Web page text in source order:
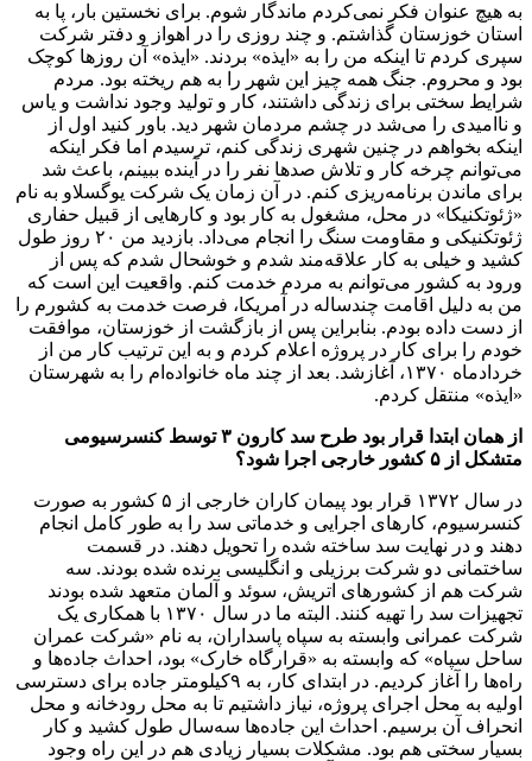
به هیچ عنوان فکر نمی‌کردم ماندگار شوم. برای نخستین بار، پا به
استان خوزستان گذاشتم. و چند روزی را در اهواز و دفتر شرکت
سپری کردم تا اینکه من را به «ایذه» بردند. «ایذه» آن روزها کوچک
بود و محروم. جنگ همه چیز این شهر را به هم ریخته بود. مردم
شرایط سختی برای زندگی داشتند، کار و تولید وجود نداشت و یاس
و ناامیدی را می‌شد در چشم مردمان شهر دید. باور کنید اول از
اینکه بخواهم در چنین شهری زندگی کنم، ترسیدم اما فکر اینکه
می‌توانم چرخه کار و تلاش صدها نفر را در آینده ببینم، باعث شد
برای ماندن برنامه‌ریزی کنم. در آن زمان یک شرکت یوگسلاو به نام
«ژئوتکنیکا» در محل، مشغول به کار بود و کارهایی از قبیل حفاری
ژئوتکنیکی و مقاومت سنگ را انجام می‌داد. بازدید من ۲۰ روز طول
کشید و خیلی به کار علاقه‌مند شدم و خوشحال شدم که پس از
ورود به کشور می‌توانم به مردم خدمت کنم. واقعیت این است که
من به دلیل اقامت چندساله در آمریکا، فرصت خدمت به کشورم را
از دست داده بودم. بنابراین پس از بازگشت از خوزستان، موافقت
خودم را برای کار در پروژه اعلام کردم و به این‌ ترتیب کار من از
خرداد‌ماه ۱۳۷۰، آغازشد. بعد از چند ماه خانواده‌ام را به شهرستان
«ایذه» منتقل کردم.
از همان ابتدا قرار بود طرح سد کارون ۳ توسط کنسرسیومی
متشکل از ۵ کشور خارجی اجرا شود؟
در‌ سال ۱۳۷۲ قرار بود پیمان کاران خارجی از ۵ کشور به‌ صورت
کنسرسیوم، کارهای اجرایی و خدماتی سد را به‌ طور کامل انجام
دهند و در نهایت سد ساخته شده را تحویل دهند. در قسمت
ساختمانی دو شرکت برزیلی و انگلیسی برنده شده بودند. سه
شرکت هم از کشورهای اتریش، سوئد و آلمان متعهد شده بودند
تجهیزات سد را تهیه کنند. البته ما در‌ سال ۱۳۷۰ با همکاری یک
شرکت عمرانی وابسته به سپاه پاسداران، به نام «شرکت عمران
ساحل سپاه» که وابسته به «قرارگاه خارک» بود، احداث جاده‌ها و
راه‌ها را آغاز کردیم. در ابتدای کار، به ۹‌کیلومتر جاده برای دسترسی
اولیه به محل اجرای پروژه، نیاز داشتیم تا به محل رودخانه و محل
انحراف آن برسیم. احداث این جاده‌ها سه‌سال طول کشید و کار
بسیار سختی هم بود. مشکلات بسیار زیادی هم در این راه وجود